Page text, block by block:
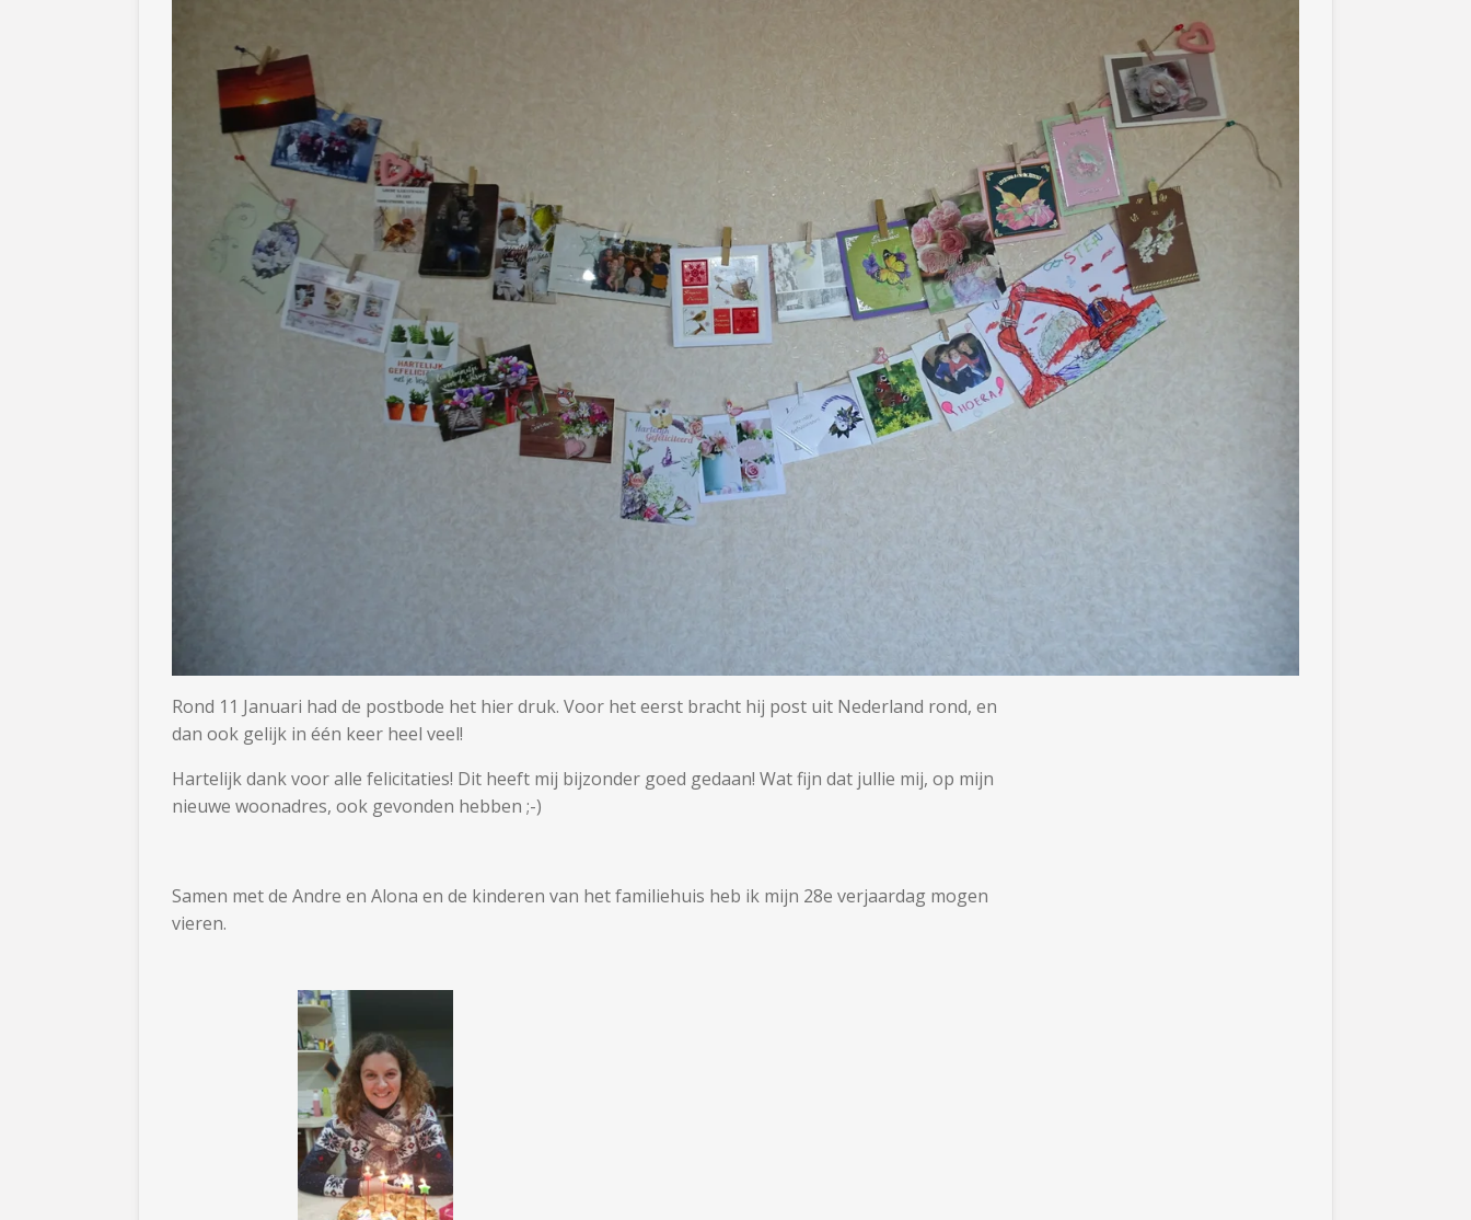
Rond 11 Januari had de postbode het hier druk. Voor het eerst bracht hij post uit Nederland rond, en
dan ook gelijk in één keer heel veel!
Hartelijk dank voor alle felicitaties! Dit heeft mij bijzonder goed gedaan! Wat fijn dat jullie mij, op mijn
nieuwe woonadres, ook gevonden hebben ;-)
Samen met de Andre en Alona en de kinderen van het familiehuis heb ik mijn 28e verjaardag mogen
vieren.